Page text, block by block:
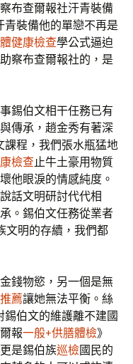
布查爾報社汗青裝備
青裝備他的單戀不再是
健康檢查學公式逼迫
察布查爾報社的，是
錫伯文相干任務已有
傳承，趙金秀有著深
課程，我們張水瓶猛地
檢查止牛土豪用物質
他眼淚的情感純度。
話文明研討代代相
。錫伯文任務從業者
文明的存續，我們都
錢物慾，另一個是無
薦讓她無法平衡。絲
伯文的維護離不建國
報一般+供膳體檢》
是錫伯族巡檢國民的